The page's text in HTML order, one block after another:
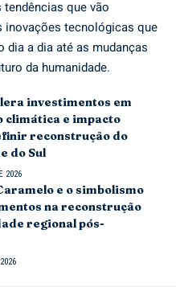
que vão
inovações tecnológicas que
a dia até as mudanças
da humanidade.
investimentos em
climática e impacto
reconstrução do
do Sul
2026
e o simbolismo
na reconstrução
regional pós-